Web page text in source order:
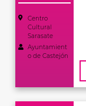
Centro
Cultural
Sarasate
Ayuntamient
o de Castejón